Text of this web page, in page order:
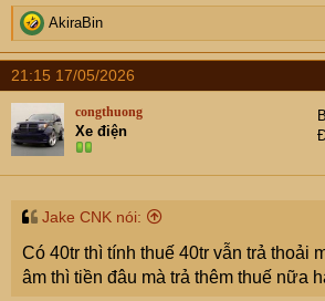
CCMN trong ngõ sâu (đã có thớt bàn
nhận định HN siết chỉ là vấn đề thời
nào thì chưa biết.
R
e
a
c
t
i
o
n
s
AkiraBin
21:15 17/05/2026
congthuong
Xe điện
Jake CNK nói:
Có 40tr thì tính thuế 40tr vẫn trả thoải
âm thì tiền đâu mà trả thêm thuế nữa